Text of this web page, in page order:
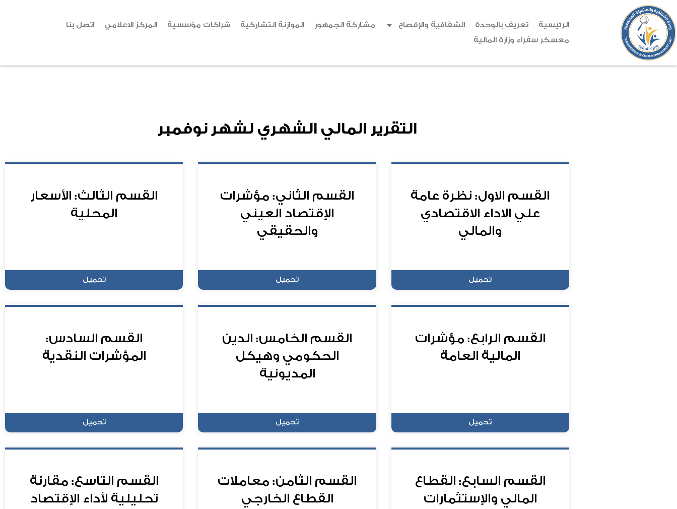
الرئيسية تعريف بالوحدة الشفافية والإفصاح مشاركة الجمهور الموازنة التشاركية شراكات مؤسسية المركز الاعلامي
اتصل بنا
معسكر سفراء وزارة المالية
نوفمبر التقرير المالي الشهري لشهر
القسم الاول: نظرة عامة
علي الاداء الاقتصادي
والمالي
تحميل
القسم الثاني: مؤشرات
الإقتصاد العيني
والحقيقي
تحميل
القسم الثالث: الأسعار
المحلية
تحميل
القسم الرابع: مؤشرات
المالية العامة
تحميل
القسم الخامس: الدين
الحكومي وهيكل
المديونية
تحميل
القسم السادس:
المؤشرات النقدية
تحميل
القسم السابع: القطاع
المالي والإستثمارات
القسم الثامن: معاملات
القطاع الخارجي
القسم التاسع: مقارنة
تحليلية لأداء الإقتصاد